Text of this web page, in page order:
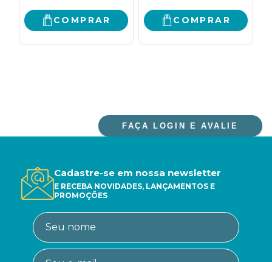
COMPRAR
NOSSA FELICIDADE
COMPRAR
FAÇA LOGIN E AVALIE
Cadastre-se em nossa newsletter
E RECEBA NOVIDADES, LANÇAMENTOS E
PROMOÇÕES